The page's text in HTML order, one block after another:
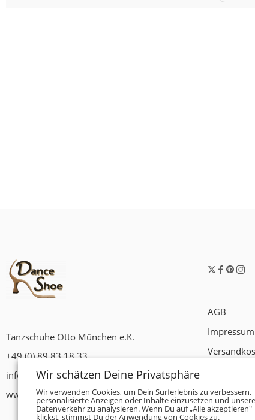
Tanzschuhe Otto München e.K.
+49 (0) 89 83 18 33
info@tanzschuhe-muenchen.de
www.tanzschuhe-muenchen.de
AGB
Impressum
Wir schätzen Deine Privatsphäre
Wir verwenden Cookies, um Dein Surferlebnis zu verbessern,
personalisierte Anzeigen oder Inhalte einzusetzen und
Datenverkehr zu analysieren. Wenn Du auf „Alle akzeptieren"
klickst, stimmst Du der Anwendung von Cookies zu.